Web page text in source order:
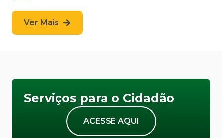
Ver Mais
Serviços para o Cidadão
ACESSE AQUI